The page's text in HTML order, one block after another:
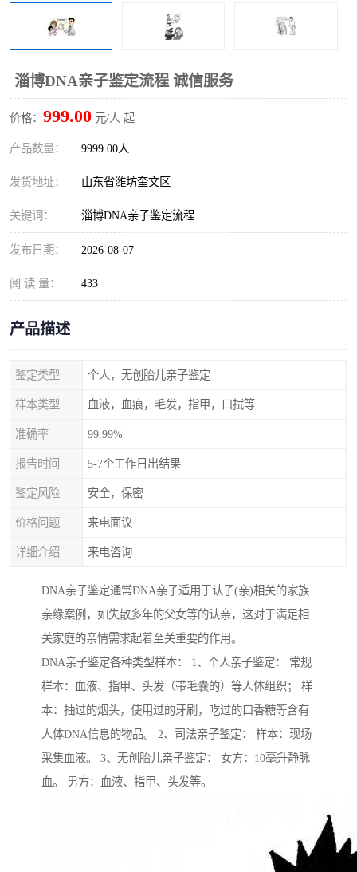
淄博DNA亲子鉴定流程 诚信服务
价格： 999.00 元/人 起
产品数量： 9999.00人
发货地址： 山东省潍坊奎文区
关键词： 淄博DNA亲子鉴定流程
发布日期： 2026-08-07
阅 读 量： 433
产品描述
鉴定类型 个人，无创胎儿亲子鉴定
样本类型 血液，血痕，毛发，指甲，口拭等
准确率 99.99%
报告时间 5-7个工作日出结果
鉴定风险 安全，保密
价格问题 来电面议
详细介绍 来电咨询
DNA亲子鉴定通常DNA亲子适用于认子(亲)相关的家族
亲缘案例，如失散多年的父女等的认亲，这对于满足相
关家庭的亲情需求起着至关重要的作用。
DNA亲子鉴定各种类型样本： 1、个人亲子鉴定： 常规
样本：血液、指甲、头发（带毛囊的）等人体组织； 样
本：抽过的烟头，使用过的牙刷，吃过的口香糖等含有
人体DNA信息的物品。 2、司法亲子鉴定： 样本：现场
采集血液。 3、无创胎儿亲子鉴定： 女方：10毫升静脉
血。 男方：血液、指甲、头发等。